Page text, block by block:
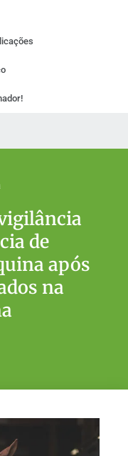
de
após
na